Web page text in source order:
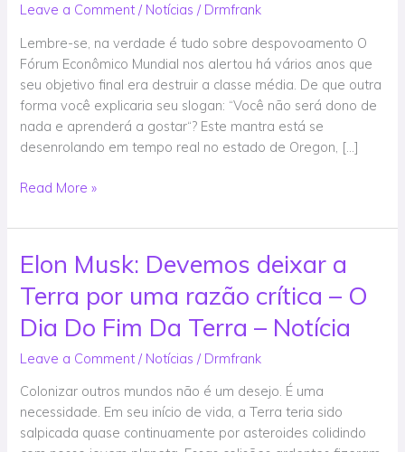
Leave a Comment / Notícias / Drmfrank
Lembre-se, na verdade é tudo sobre despovoamento O
Fórum Econômico Mundial nos alertou há vários anos que
seu objetivo final era destruir a classe média. De que outra
forma você explicaria seu slogan: “Você não será dono de
nada e aprenderá a gostar“? Este mantra está se
desenrolando em tempo real no estado de Oregon, […]
está
espalhando
nos
EUA
por
meio
de
de
terra,
e
ondas
propaganda
–
Opinião
–
Notícias
Read More »
Elon Musk: Devemos deixar a
Terra por uma razão crítica – O
Dia Do Fim Da Terra – Notícia
Leave a Comment / Notícias / Drmfrank
Colonizar outros mundos não é um desejo. É uma
necessidade. Em seu início de vida, a Terra teria sido
salpicada quase continuamente por asteroides colidindo
Elon
Devemos
deixar
a
Terra
por
razão
crítica